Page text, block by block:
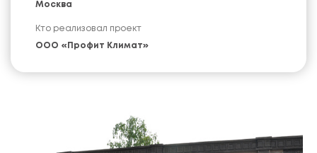
Москва
Кто реализовал проект
ООО «Профит Климат»